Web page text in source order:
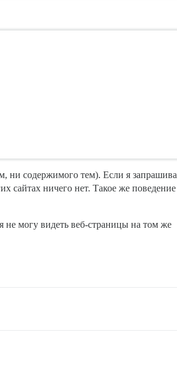
ни содержимого тем). Если я
сайтах ничего нет. Такое же поведение
не могу видеть веб-страницы на том же